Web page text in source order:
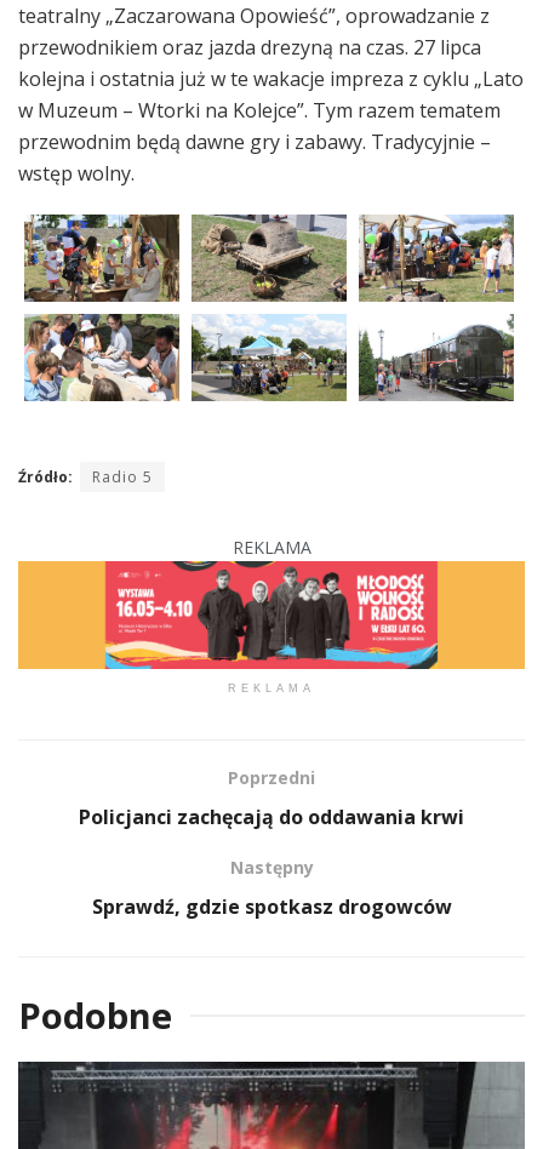
teatralny „Zaczarowana Opowieść”, oprowadzanie z
przewodnikiem oraz jazda drezyną na czas. 27 lipca
kolejna i ostatnia już w te wakacje impreza z cyklu „Lato
w Muzeum – Wtorki na Kolejce”. Tym razem tematem
przewodnim będą dawne gry i zabawy. Tradycyjnie –
wstęp wolny.
Źródło: Radio 5
REKLAMA
REKLAMA
Poprzedni
Policjanci zachęcają do oddawania krwi
Następny
Sprawdź, gdzie spotkasz drogowców
Podobne